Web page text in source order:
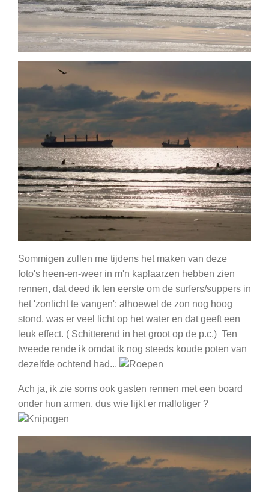
Sommigen zullen me tijdens het maken van deze
foto's heen-en-weer in m'n kaplaarzen hebben zien
rennen, dat deed ik ten eerste om de surfers/suppers in
het 'zonlicht te vangen': alhoewel de zon nog hoog
stond, was er veel licht op het water en dat geeft een
leuk effect. ( Schitterend in het groot op de p.c.) Ten
tweede rende ik omdat ik nog steeds koude poten van
dezelfde ochtend had...
Ach ja, ik zie soms ook gasten rennen met een board
onder hun armen, dus wie lijkt er mallotiger ?